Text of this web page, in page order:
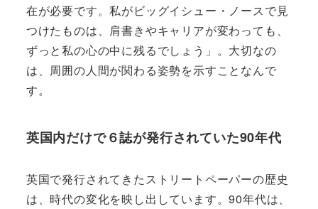
在が必要です。私がビッグイシュー・ノースで見
つけたものは、肩書きやキャリアが変わっても、
ずっと私の心の中に残るでしょう」。大切なの
は、周囲の人間が関わる姿勢を示すことなんで
す。
英国内だけで６誌が発行されていた90年代
英国で発行されてきたストリートペーパーの歴史
は、時代の変化を映し出しています。90年代は、